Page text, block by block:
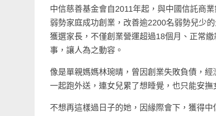
中信慈善基金會自2011年起，與中國信託商
弱勢家庭成功創業，改善逾2200名弱勢兒少
獲選家長，不僅創業營運超過18個月、正常
事，讓人為之動容。
像是單親媽媽林琬晴，曾因創業失敗負債，
一起跑外送，連女兒累了想睡覺，也只能安撫
不想再這樣過日子的她，因緣際會下，獲得